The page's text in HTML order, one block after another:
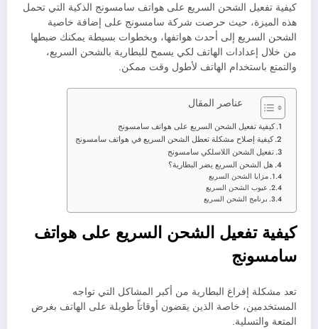
كيفية تفعيل الشحن السريع على هواتف سامسونج الذكية التي تحمل
هذه الميزة، حيث حرصت شركة سامسونج على إضافة خاصية
الشحن السريع إلى أحدث هواتفها، وبخطوات بسيطة يمكنك ضبطها
من خلال إعدادات الهاتف لكي يسمح للبطارية بالشحن السريع،
والتمتع باستخدام الهاتف لأطول وقت ممكن.
عناصر المقال
كيفية تفعيل الشحن السريع على هواتف سامسونج
كيفية إصلاح مشكلة تعطل الشحن السريع في هواتف سامسونج
تفعيل الشحن اللاسلكي سامسونج
هل الشحن السريع يضر البطارية؟
مزايا الشحن السريع
عيوب الشحن السريع
برنامج الشحن السريع
كيفية تفعيل الشحن السريع على هواتف
سامسونج
تعد مشكلة إفراغ البطارية من أكبر المشاكل التي تواجه
المستخدمين، خاصة الذين يقضون أوقاتاً طويلة على الهاتف بغرض
المتعة والتسلية.